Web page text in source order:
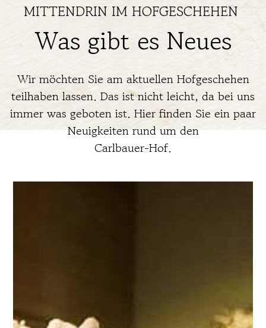
MITTENDRIN IM HOFGESCHEHEN
Was gibt es Neues
Wir möchten Sie am aktuellen Hofgeschehen
teilhaben lassen. Das ist nicht leicht, da bei uns
immer was geboten ist. Hier finden Sie ein paar
Neuigkeiten rund um den
Carlbauer-Hof.